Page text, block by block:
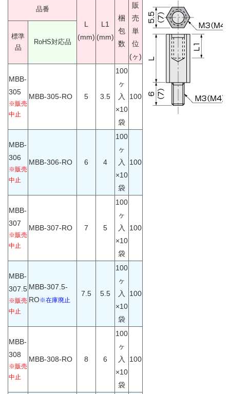
品番
L
(mm)
L1
(mm)
梱
包
数
販
売
単
位
(ヶ)
標準
品
RoHS対応品
MBB-
305
※販売
中止
MBB-305-RO 5 3.5
100
ヶ
入
×10
袋
100
MBB-
306
※販売
中止
MBB-306-RO 6 4
100
ヶ
入
×10
袋
100
MBB-
307
※販売
中止
MBB-307-RO 7 5
100
ヶ
入
×10
袋
100
MBB-
307.5
※販売
中止
MBB-307.5-
RO※在庫廃止
7.5 5.5
100
ヶ
入
×10
袋
100
MBB-
308
※販売
中止
MBB-308-RO 8 6
100
ヶ
入
×10
袋
100